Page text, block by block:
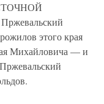
этого края
Михайловича — и